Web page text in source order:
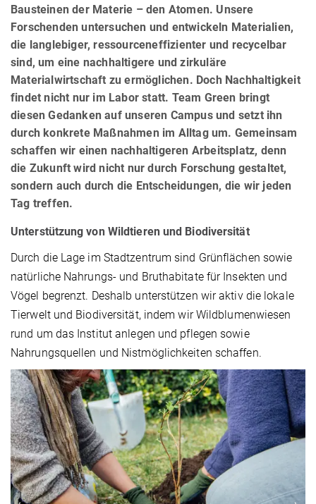
Bausteinen der Materie – den Atomen. Unsere
Forschenden untersuchen und entwickeln Materialien,
die langlebiger, ressourceneffizienter und recycelbar
sind, um eine nachhaltigere und zirkuläre
Materialwirtschaft zu ermöglichen. Doch Nachhaltigkeit
findet nicht nur im Labor statt. Team Green bringt
diesen Gedanken auf unseren Campus und setzt ihn
durch konkrete Maßnahmen im Alltag um. Gemeinsam
schaffen wir einen nachhaltigeren Arbeitsplatz, denn
die Zukunft wird nicht nur durch Forschung gestaltet,
sondern auch durch die Entscheidungen, die wir jeden
Tag treffen.
Unterstützung von Wildtieren und Biodiversität
Durch die Lage im Stadtzentrum sind Grünflächen sowie
natürliche Nahrungs- und Bruthabitate für Insekten und
Vögel begrenzt. Deshalb unterstützen wir aktiv die lokale
Tierwelt und Biodiversität, indem wir Wildblumenwiesen
rund um das Institut anlegen und pflegen sowie
Nahrungsquellen und Nistmöglichkeiten schaffen.